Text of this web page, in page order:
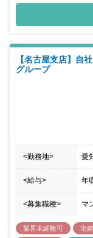
には大変おすすめ
ですので、ご家庭
魅力的です！
【名古屋支店】自
グループ
<勤務地> 愛
<給与> 年
<募集職種> マ
業界未経験可 宅